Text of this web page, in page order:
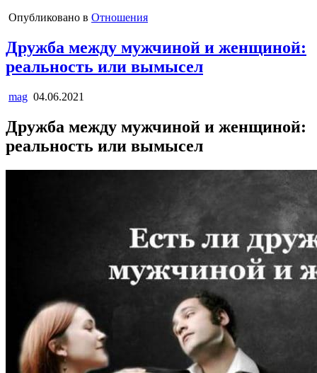
Опубликовано в Отношения
Дружба между мужчиной и женщиной:
реальность или вымысел
mag 04.06.2021
Дружба между мужчиной и женщиной:
реальность или вымысел